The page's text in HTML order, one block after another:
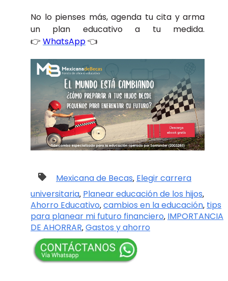
No lo pienses más, agenda tu cita y arma
un plan educativo a tu medida.
👉 WhatsApp👈
Mexicana de Becas, Elegir carrera
universitaria, Planear educación de los hijos,
Ahorro Educativo, cambios en la educación, tips
para planear mi futuro financiero, IMPORTANCIA
DE AHORRAR, Gastos y ahorro